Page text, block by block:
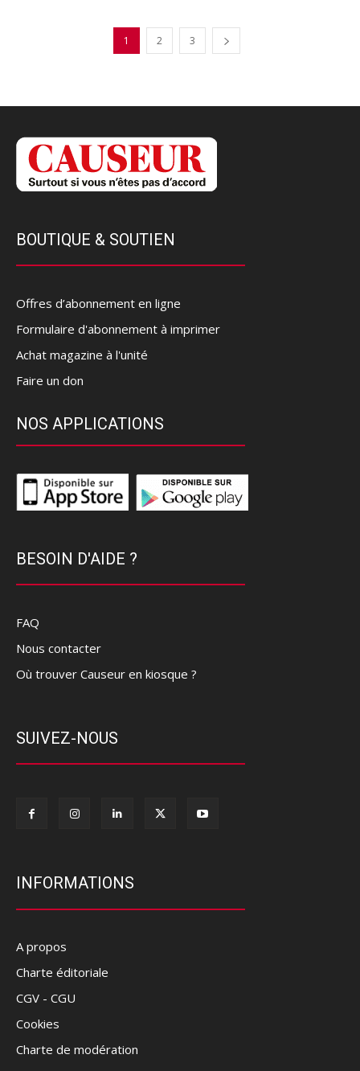
1 2 3
BOUTIQUE & SOUTIEN
Offres d’abonnement en ligne
Formulaire d'abonnement à imprimer
Achat magazine à l'unité
Faire un don
NOS APPLICATIONS
BESOIN D'AIDE ?
FAQ
Nous contacter
Où trouver Causeur en kiosque ?
SUIVEZ-NOUS
INFORMATIONS
A propos
Charte éditoriale
CGV - CGU
Cookies
Charte de modération